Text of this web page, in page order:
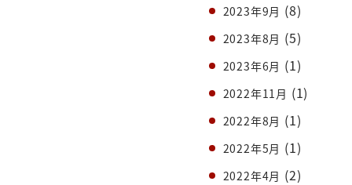
2023年9月 (8)
2023年8月 (5)
2023年6月 (1)
2022年11月 (1)
2022年8月 (1)
2022年5月 (1)
2022年4月 (2)